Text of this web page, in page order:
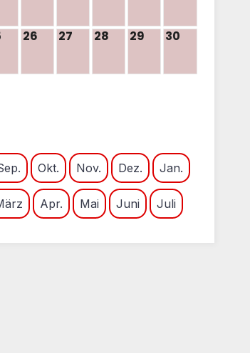
26 27 28 29 30
Okt. Nov. Dez. Jan.
Apr. Mai Juni Juli